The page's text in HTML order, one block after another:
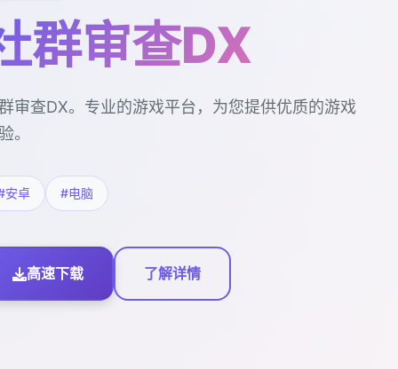
群审查DX
审查DX。专业的游戏平台，为您提供优质的游戏
。
安卓 #电脑
高速下载 了解详情